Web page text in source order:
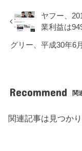
ヤフー、
業利益は
グリー、平成30年6
Recommend 関
関連記事は見つか